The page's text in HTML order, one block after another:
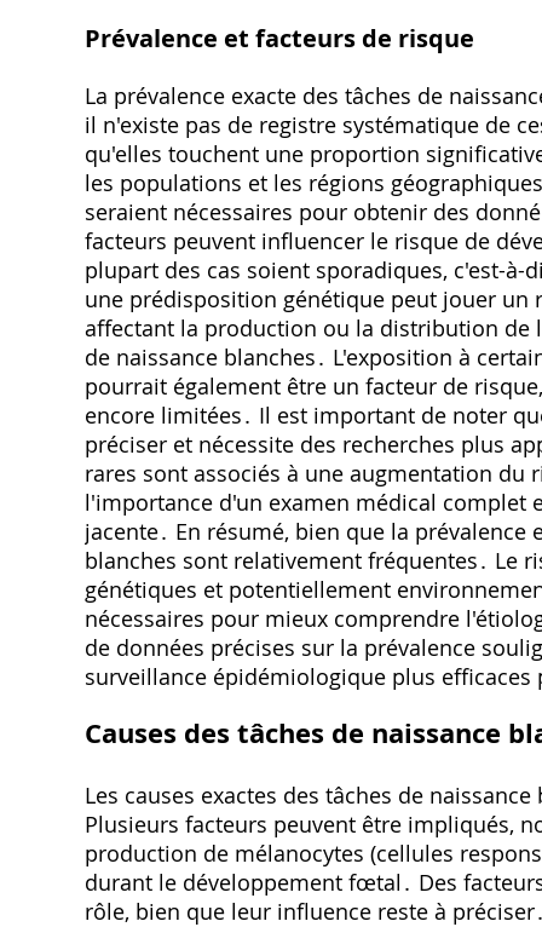
Prévalence et facteurs de risque
La prévalence exacte des tâches de
il n'existe pas de registre systématique de
qu'elles touchent une proportion
les populations et les régions
seraient nécessaires pour obtenir des
facteurs peuvent influencer le risque de
plupart des cas soient sporadiques, c'est-
une prédisposition génétique peut jouer un
affectant la production ou la distribution de
de naissance blanches․ L'exposition à
pourrait également être un facteur de
encore limitées․ Il est important de noter
préciser et nécessite des recherches plus
rares sont associés à une augmentation du
l'importance d'un examen médical complet
jacente․ En résumé, bien que la
blanches sont relativement fréquentes․ Le
génétiques et potentiellement
nécessaires pour mieux comprendre
de données précises sur la prévalence
surveillance épidémiologique plus
Causes des tâches de naissance
Les causes exactes des tâches de
Plusieurs facteurs peuvent être impliqués,
production de mélanocytes (cellules
durant le développement fœtal․ Des
rôle, bien que leur influence reste à